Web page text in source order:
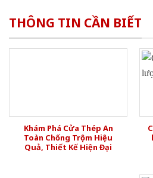
THÔNG TIN CẦN BIẾT
Khám Phá Cửa Thép An
Toàn Chống Trộm Hiệu
Quả, Thiết Kế Hiện Đại